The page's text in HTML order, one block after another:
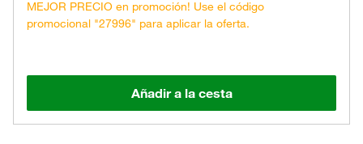
MEJOR PRECIO en promoción! Use el código
promocional "27996" para aplicar la oferta.
Añadir a la cesta